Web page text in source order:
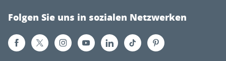
Folgen Sie uns in sozialen Netzwerken